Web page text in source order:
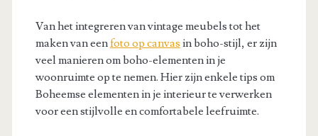
Van het integreren van vintage meubels tot het
maken van eenfoto op canvas in boho-stijl, er zijn
veel manieren om boho-elementen in je
woonruimte op te nemen. Hier zijn enkele tips om
Boheemse elementen in je interieur te verwerken
voor een stijlvolle en comfortabele leefruimte.